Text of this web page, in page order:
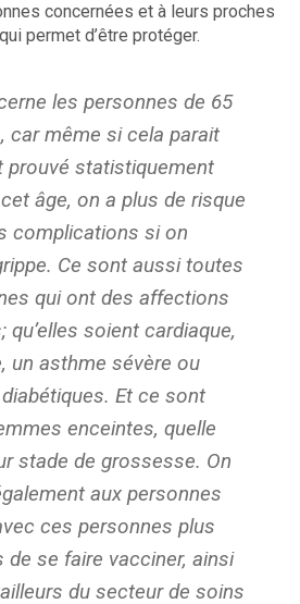
concernées et à leurs proches
permet d’être protéger.
les personnes de 65
car même si cela parait
prouvé statistiquement
âge, on a plus de risque
complications si on
Ce sont aussi toutes
qui ont des affections
qu’elles soient cardiaque,
un asthme sévère ou
Et ce sont
enceintes, quelle
stade de grossesse. On
aux personnes
ces personnes plus
de se faire vacciner, ainsi
du secteur de soins